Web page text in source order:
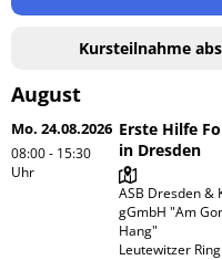
Kursteilnahme
August
Mo. 24.08.2026
08:00 - 15:30
Uhr
Erste Hilfe
in Dresden
ASB Dresden &
gGmbH "Am
Hang"
Leutewitzer